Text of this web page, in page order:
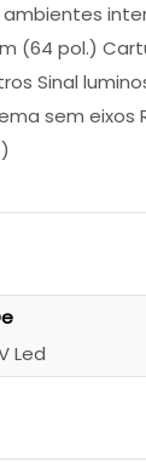
(64 pol.)
Sinal
sem eixos
Led